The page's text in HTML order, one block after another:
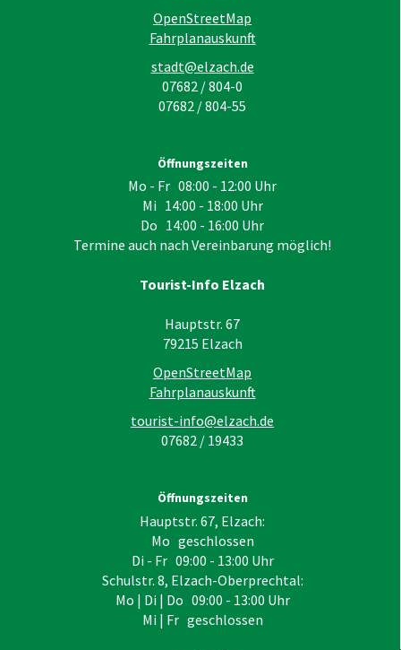
OpenStreetMap
Fahrplanauskunft
stadt@elzach.de
07682 / 804-0
07682 / 804-55
Öffnungszeiten
Mo - Fr 08:00 - 12:00 Uhr
Mi 14:00 - 18:00 Uhr
Do 14:00 - 16:00 Uhr
Termine auch nach Vereinbarung möglich!
Tourist-Info Elzach
Hauptstr. 67
79215 Elzach
OpenStreetMap
Fahrplanauskunft
tourist-info@elzach.de
07682 / 19433
Öffnungszeiten
Hauptstr. 67, Elzach:
Mo geschlossen
Di - Fr 09:00 - 13:00 Uhr
Schulstr. 8, Elzach-Oberprechtal:
Mo | Di | Do 09:00 - 13:00 Uhr
Mi | Fr geschlossen